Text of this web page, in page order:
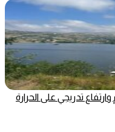
تدريجي على الحرارة